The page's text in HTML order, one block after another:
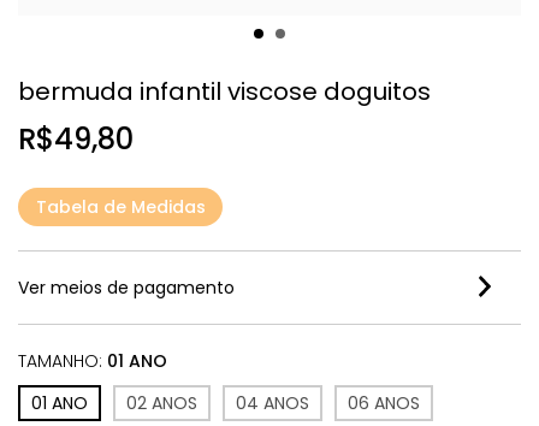
bermuda infantil viscose doguitos
R$49,80
Tabela de Medidas
Ver meios de pagamento
TAMANHO: 01 ANO
01 ANO
02 ANOS 04 ANOS 06 ANOS